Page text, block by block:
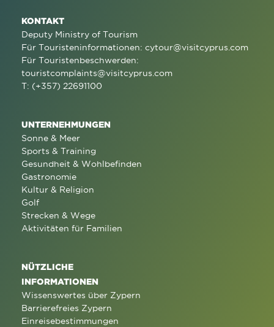
KONTAKT
Deputy Ministry of Tourism
Für Touristeninformationen: cytour@visitcyprus.com
Für Touristenbeschwerden:
touristcomplaints@visitcyprus.com
T: (+357) 22691100
UNTERNEHMUNGEN
Sonne & Meer
Sports & Training
Gesundheit & Wohlbefinden
Gastronomie
Kultur & Religion
Golf
Strecken & Wege
Aktivitäten für Familien
NÜTZLICHE
INFORMATIONEN
Wissenswertes über Zypern
Barrierefreies Zypern
Einreisebestimmungen